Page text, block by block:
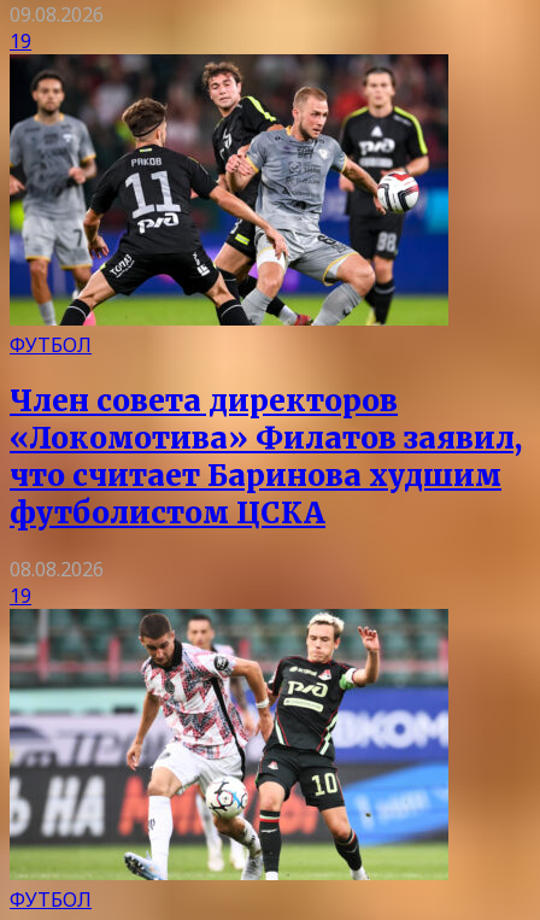
09.08.2026
19
ФУТБОЛ
Член совета директоров
«Локомотива» Филатов заявил,
что считает Баринова худшим
футболистом ЦСКА
08.08.2026
19
ФУТБОЛ